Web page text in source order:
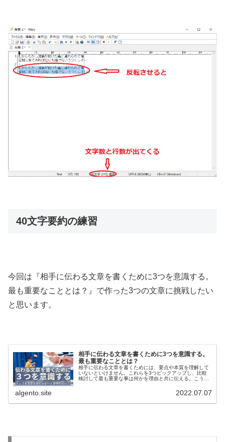
40文字要約の練習
今回は『相手に伝わる文章を書くために3つを意識する。
最も重要なこととは？』で作った3つの文章に挑戦したい
と思います。
相手に伝わる文章を書くために3つを意識する。
最も重要なこととは？
相手に伝わる文章を書くためには、要点や本質を理解して
いないといけません。これらを3つピックアップし、比較
検討して最も重要な事は何かを理由と共に伝える。こうす
algento.site 2022.07.07